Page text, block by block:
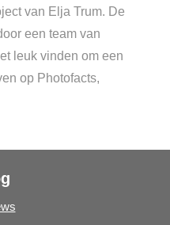
van Elja Trum. De
een team van
leuk vinden om een
op Photofacts,